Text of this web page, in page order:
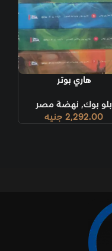
هاري بوتر
بلو بوك, نهضة مصر
2,292.00 جنيه